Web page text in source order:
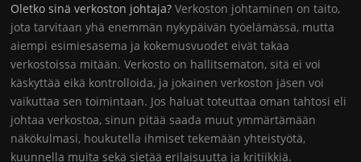
Oletko sinä verkoston johtaja? Verkoston johtaminen on taito,
jota tarvitaan yhä enemmän nykypäivän työelämässä, mutta
aiempi esimiesasema ja kokemusvuodet eivät takaa
verkostoissa mitään. Verkosto on hallitsematon, sitä ei voi
käskyttää eikä kontrolloida, ja jokainen verkoston jäsen voi
vaikuttaa sen toimintaan. Jos haluat toteuttaa oman tahtosi eli
johtaa verkostoa, sinun pitää saada muut ymmärtämään
näkökulmasi, houkutella ihmiset tekemään yhteistyötä,
kuunnella muita sekä sietää erilaisuutta ja kritiikkiä.